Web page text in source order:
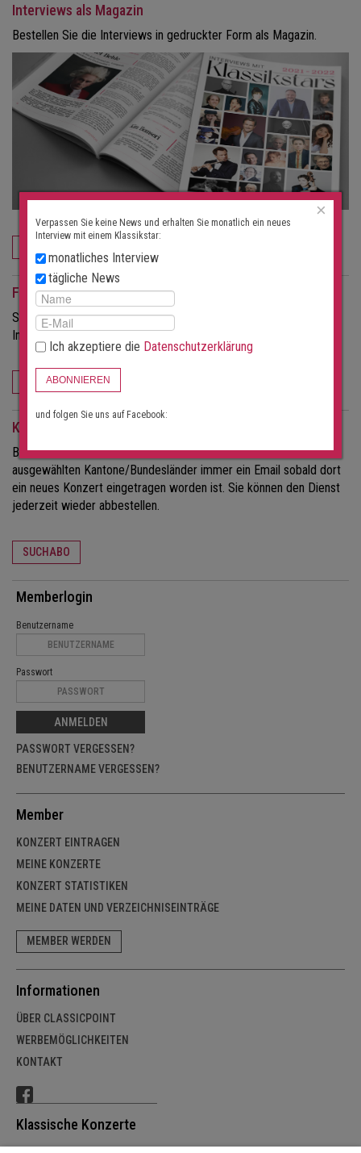
Interviews als Magazin
Bestellen Sie die Interviews in gedruckter Form als Magazin.
Für Veranstalter
Sie möchten mehr Besucher für Ihre Konzerte?
Informieren Sie sich über die Möglichkeiten dieses Portals.
FÜR VERANSTALTER
Konzert-Suchabo
Bei einem Konzert-Suchabo erhalten Sie für die von Ihnen
ausgewählten Kantone/Bundesländer immer ein Email sobald dort
ein neues Konzert eingetragen worden ist. Sie können den Dienst
jederzeit wieder abbestellen.
SUCHABO
Memberlogin
Benutzername
Passwort
ANMELDEN
PASSWORT VERGESSEN?
BENUTZERNAME VERGESSEN?
Member
KONZERT EINTRAGEN
MEINE KONZERTE
KONZERT STATISTIKEN
MEINE DATEN UND VERZEICHNISEINTRÄGE
MEMBER WERDEN
Informationen
ÜBER CLASSICPOINT
WERBEMÖGLICHKEITEN
KONTAKT
Klassische Konzerte
×
Verpassen Sie keine News und erhalten Sie monatlich ein neues
Interview mit einem Klassikstar:
monatliches Interview
tägliche News
Ich akzeptiere die Datenschutzerklärung
ABONNIEREN
und folgen Sie uns auf Facebook: